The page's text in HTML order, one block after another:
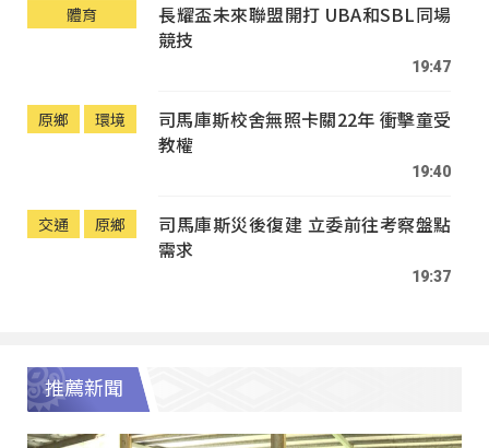
體育
長耀盃未來聯盟開打 UBA和SBL同場
競技
19:47
原鄉 環境
司馬庫斯校舍無照卡關22年 衝擊童受
教權
19:40
交通 原鄉
司馬庫斯災後復建 立委前往考察盤點
需求
19:37
推薦新聞